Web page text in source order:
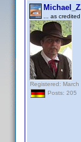
... as credited
Registered:
Posts: 205